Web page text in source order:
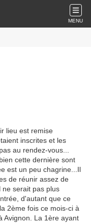
MENU
lieu est remise
inscrites et les
au rendez-vous...
cette dernière sont
est un peu chagrine...Il
de réunir assez de
ne serait pas plus
d'autant que ce
2ème fois ce mois-ci à
Avignon. La 1ère ayant